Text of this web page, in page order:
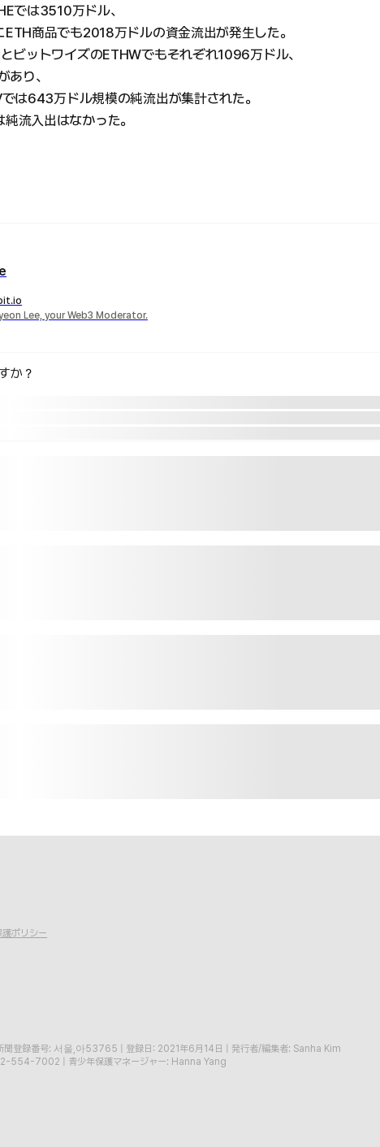
では3510万ドル、
商品でも2018万ドルの資金流出が発生した。
ビットワイズのETHWでもそれぞれ1096万ドル、
あり、
は643万ドル規模の純流出が集計された。
流入出はなかった。
Lee, your Web3 Moderator.
か？
ポリシー
聞登録番号: 서울,아53765 登録日: 2021年6月14日
発行者/編集者: Sanha Kim
2-554-7002 青少年保護マネージャー: Hanna Yang